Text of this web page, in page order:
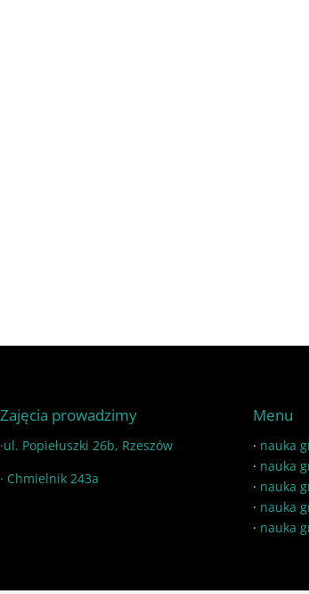
Zajęcia prowadzimy
·ul. Popiełuszki 26b, Rzeszów
· Chmielnik 243a
Menu
· nauka
· nauka
· nauka
· nauka
· nauka